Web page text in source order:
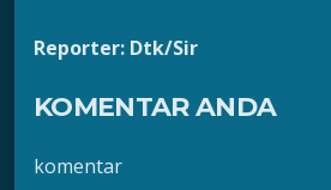
Reporter: Dtk/Sir
KOMENTAR ANDA
komentar